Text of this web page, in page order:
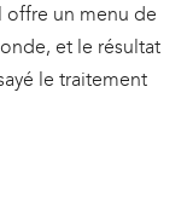
offre un menu de
et le résultat
le traitement